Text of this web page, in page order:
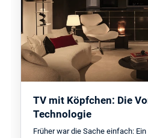
TV mit Köpfchen: Die
Technologie
Früher war die Sache einfach: